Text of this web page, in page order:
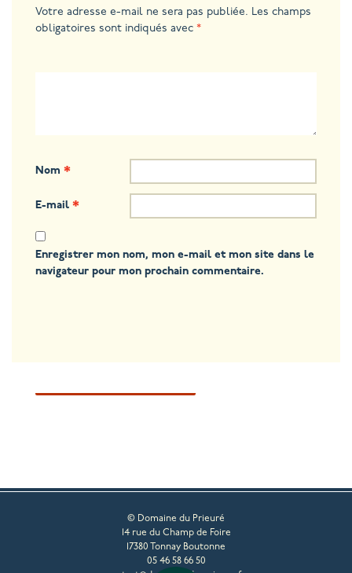
Votre adresse e-mail ne sera pas publiée. Les champs
obligatoires sont indiqués avec *
Nom *
E-mail *
Enregistrer mon nom, mon e-mail et mon site dans le
navigateur pour mon prochain commentaire.
© Domaine du Prieuré
14 rue du Champ de Foire
17380 Tonnay Boutonne
05 46 58 66 50